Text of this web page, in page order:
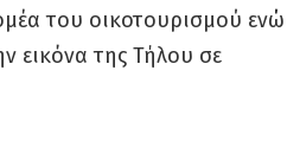
του οικοτουρισμού ενώ
εικόνα της Τήλου σε